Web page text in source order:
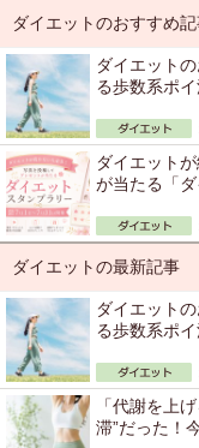
ダイエットのおすすめ
ダイエット
る歩数系ポ
ダイエット
が当たる「ダ
ダイエットの最新記事
ダイエット
る歩数系ポ
「代謝を上
滞”だった！